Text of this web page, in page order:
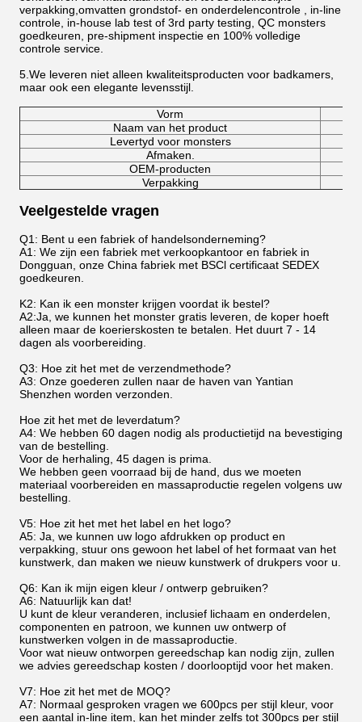
verpakking,omvatten grondstof- en onderdelencontrole , in-line
controle, in-house lab test of 3rd party testing, QC monsters
goedkeuren, pre-shipment inspectie en 100% volledige
controle service.
5. We leveren niet alleen kwaliteitsproducten voor badkamers,
maar ook een elegante levensstijl.
Vorm
Naam van het product
Levertyd voor monsters
Afmaken.
OEM-producten
Verpakking
Veelgestelde vragen
Q1: Bent u een fabriek of handelsonderneming?
A1: We zijn een fabriek met verkoopkantoor en fabriek in
Dongguan, onze China fabriek met BSCl certificaat SEDEX
goedkeuren.
K2: Kan ik een monster krijgen voordat ik bestel?
A2:Ja, we kunnen het monster gratis leveren, de koper hoeft
alleen maar de koerierskosten te betalen. Het duurt 7 - 14
dagen als voorbereiding.
Q3: Hoe zit het met de verzendmethode?
A3: Onze goederen zullen naar de haven van Yantian
Shenzhen worden verzonden.
Hoe zit het met de leverdatum?
A4: We hebben 60 dagen nodig als productietijd na bevestiging
van de bestelling.
Voor de herhaling, 45 dagen is prima.
We hebben geen voorraad bij de hand, dus we moeten
materiaal voorbereiden en massaproductie regelen volgens uw
bestelling.
V5: Hoe zit het met het label en het logo?
A5: Ja, we kunnen uw logo afdrukken op product en
verpakking, stuur ons gewoon het label of het formaat van het
kunstwerk, dan maken we nieuw kunstwerk of drukpers voor u.
Q6: Kan ik mijn eigen kleur / ontwerp gebruiken?
A6: Natuurlijk kan dat!
U kunt de kleur veranderen, inclusief lichaam en onderdelen,
componenten en patroon, we kunnen uw ontwerp of
kunstwerken volgen in de massaproductie.
Voor wat nieuw ontworpen gereedschap kan nodig zijn, zullen
we advies gereedschap kosten / doorlooptijd voor het maken.
V7: Hoe zit het met de MOQ?
A7: Normaal gesproken vragen we 600pcs per stijl kleur, voor
een aantal in-line item, kan het minder zelfs tot 300pcs per stijl